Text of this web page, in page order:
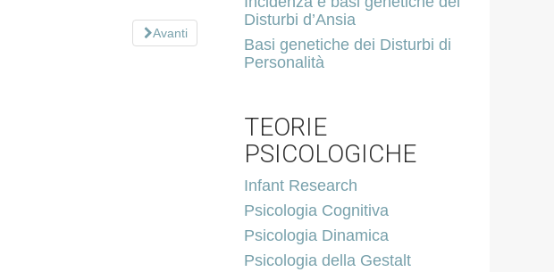
Avanti
Disturbi d’Ansia
Basi genetiche dei Disturbi di
Personalità
TEORIE
PSICOLOGICHE
Infant Research
Psicologia Cognitiva
Psicologia Dinamica
Psicologia della Gestalt